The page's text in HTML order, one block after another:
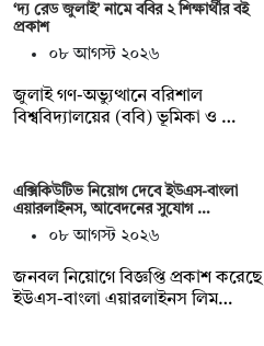
‘দ্য রেড জুলাই’ নামে ববির ২ শিক্ষার্থীর বই
প্রকাশ
০৮ আগস্ট ২০২৬
জুলাই গণ-অভ্যুত্থানে বরিশাল
বিশ্ববিদ্যালয়ের (ববি) ভূমিকা ও …
এক্সিকিউটিভ নিয়োগ দেবে ইউএস-বাংলা
এয়ারলাইনস, আবেদনের সুযোগ …
০৮ আগস্ট ২০২৬
জনবল নিয়োগে বিজ্ঞপ্তি প্রকাশ করেছে
ইউএস-বাংলা এয়ারলাইনস লিম…